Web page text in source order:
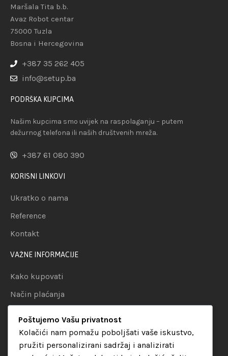
Maršala Tita b.b.
Avaz Robot centar
75000 Tuzla
Bosna i Hercegovina
+387 35 262 405
info@setup.ba
PODRŠKA KUPCIMA
Našim kupcima smo uvijek na raspolaganju – putem
dežurnog telefona ili naših društvenih mreža.
+387 61 080 390
KORISNI LINKOVI
Ukratko o nama
Reference
Kontakt
VAŽNE INFORMACIJE
Kako kupovati
Način plaćanja
Politika privatnosti
KATEGORIJE
Poštujemo Vašu privatnost
Kolačići nam pomažu poboljšati vaše iskustvo,
pružiti personalizirani sadržaj i analizirati